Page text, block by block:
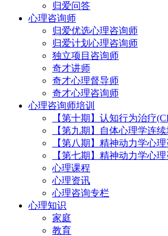
归爱问答
心理咨询师
归爱优选心理咨询师
归爱计划心理咨询师
独立项目咨询师
奇才讲师
奇才心理督导师
奇才心理咨询师
心理咨询师培训
【第十期】认知行为治疗
【第九期】自体心理学连
【第八期】精神动力学心
【第七期】精神动力学心
心理课程
心理资讯
心理咨询专栏
心理知识
家庭
教育